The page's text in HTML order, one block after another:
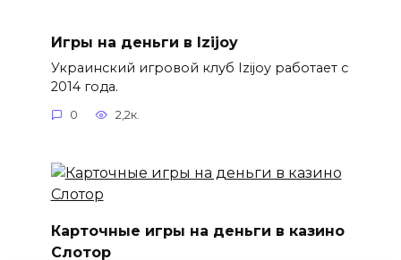
Игры на деньги в Izijoy
Украинский игровой клуб Izijoy работает с
2014 года.
0 2,2к.
Карточные игры на деньги в казино
Слотор